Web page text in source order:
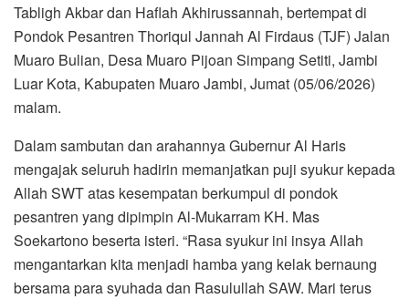
Tabligh Akbar dan Haflah Akhirussannah, bertempat di
Pondok Pesantren Thoriqul Jannah Al Firdaus (TJF) Jalan
Muaro Bulian, Desa Muaro Pijoan Simpang Setiti, Jambi
Luar Kota, Kabupaten Muaro Jambi, Jumat (05/06/2026)
malam.
Dalam sambutan dan arahannya Gubernur Al Haris
mengajak seluruh hadirin memanjatkan puji syukur kepada
Allah SWT atas kesempatan berkumpul di pondok
pesantren yang dipimpin Al-Mukarram KH. Mas
Soekartono beserta isteri. “Rasa syukur ini insya Allah
mengantarkan kita menjadi hamba yang kelak bernaung
bersama para syuhada dan Rasulullah SAW. Mari terus